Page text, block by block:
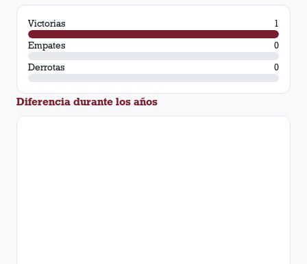
Victorias
1
Empates
0
Derrotas
0
Diferencia durante los años